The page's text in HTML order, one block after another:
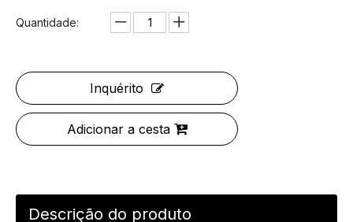
Quantidade:
Inquérito
Adicionar a cesta
Descrição do produto